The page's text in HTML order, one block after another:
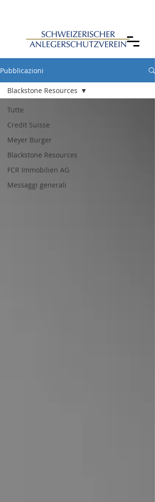
Pubblicazioni
Tutte
Credit Suisse
Meyer Burger
Blackstone Resources
FCR Immobilien AG
Messaggi generali
Blackstone Resources